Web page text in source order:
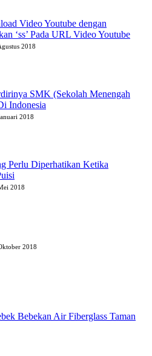
Video Youtube dengan
‘ss’ Pada URL Video Youtube
2018
SMK (Sekolah Menengah
Indonesia
2018
Perlu Diperhatikan Ketika
2018
2018
Bebekan Air Fiberglass Taman